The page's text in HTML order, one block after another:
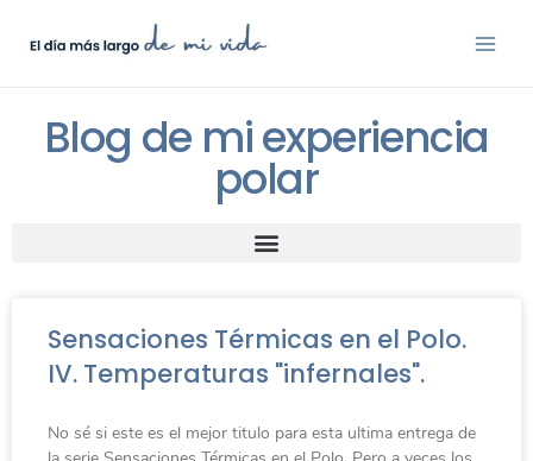
Blog de mi experiencia
polar
Sensaciones Térmicas en el Polo.
IV. Temperaturas "infernales".
No sé si este es el mejor titulo para esta ultima entrega de